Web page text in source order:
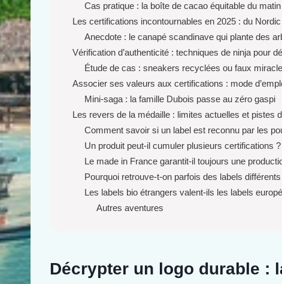
Cas pratique : la boîte de cacao équitable du matin
Les certifications incontournables en 2025 : du
Anecdote : le canapé scandinave qui plante des
Vérification d’authenticité : techniques de ninja pour
Étude de cas : sneakers recyclées ou faux
Associer ses valeurs aux certifications : mode
Mini-saga : la famille Dubois passe au zéro gaspi
Les revers de la médaille : limites actuelles et pistes
Comment savoir si un label est reconnu par les
Un produit peut-il cumuler plusieurs certifications ?
Le made in France garantit-il toujours une
Pourquoi retrouve-t-on parfois des labels
Les labels bio étrangers valent-ils les labels
Autres aventures
Décrypter un logo durable :